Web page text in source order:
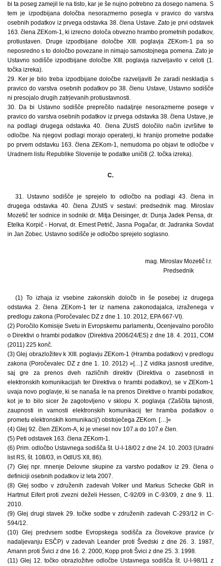
bi ta poseg zamejil le na tisto, kar je še nujno potrebno za dosego namena. S
tem je izpodbijana določba nesorazmerno posegla v pravico do varstva
osebnih podatkov iz prvega odstavka 38. člena Ustave. Zato je prvi odstavek
163. člena ZEKom-1, ki izrecno določa obvezno hrambo prometnih podatkov,
protiustaven. Druge izpodbijane določbe XIII. poglavja ZEKom-1 pa so
neposredno s to določbo povezane in nimajo samostojnega pomena. Zato je
Ustavno sodišče izpodbijane določbe XIII. poglavja razveljavilo v celoti (1.
točka izreka).
29. Ker je bilo treba izpodbijane določbe razveljaviti že zaradi neskladja s
pravico do varstva osebnih podatkov po 38. členu Ustave, Ustavno sodišče
ni presojalo drugih zatrjevanih protiustavnosti.
30. Da bi Ustavno sodišče preprečilo nadaljnje nesorazmerne posege v
pravico do varstva osebnih podatkov iz prvega odstavka 38. člena Ustave, je
na podlagi drugega odstavka 40. člena ZUstS določilo način izvršitve te
odločbe. Na njegovi podlagi morajo operaterji, ki hranijo prometne podatke
po prvem odstavku 163. člena ZEKom-1, nemudoma po objavi te odločbe v
Uradnem listu Republike Slovenije te podatke uničiti (2. točka izreka).
C.
31. Ustavno sodišče je sprejelo to odločbo na podlagi 43. člena in
drugega odstavka 40. člena ZUstS v sestavi: predsednik mag. Miroslav
Mozetič ter sodnice in sodniki dr. Mitja Deisinger, dr. Dunja Jadek Pensa, dr.
Etelka Korpič - Horvat, dr. Ernest Petrič, Jasna Pogačar, dr. Jadranka Sovdat
in Jan Zobec. Ustavno sodišče je odločbo sprejelo soglasno.
mag. Miroslav Mozetič l.r.
Predsednik
(1) To izhaja iz vsebine zakonskih določb in še posebej iz drugega
odstavka 2. člena ZEKom-1 ter iz namena zakonodajalca, izraženega v
predlogu zakona (Poročevalec DZ z dne 1. 10. 2012, EPA 667-VI).
(2) Poročilo Komisije Svetu in Evropskemu parlamentu, Ocenjevalno poročilo
o Direktivi o hrambi podatkov (Direktiva 2006/24/ES) z dne 18. 4. 2011, COM
(2011) 225 konč.
(3) Glej obrazložitev k XIII. poglavju ZEKom-1 (Hramba podatkov) v predlogu
zakona (Poročevalec DZ z dne 1. 10. 2012) »[…] Z vidika jasnosti ureditve,
saj gre za prenos dveh različnih direktiv (Direktiva o zasebnosti in
elektronskih komunikacijah ter Direktiva o hrambi podatkov), se v ZEKom-1
uvaja novo poglavje, ki se nanaša le na prenos Direktive o hrambi podatkov,
kot je to bilo sicer že zagotovljeno v sklopu X. poglavja ('Zaščita tajnosti,
zaupnosti in varnosti elektronskih komunikacij ter hramba podatkov o
prometu elektronskih komunikacij') obstoječega ZEKom. […]«
(4) Glej 92. člen ZEKom-A, ki je vnesel nov 107.a do 107.e člen.
(5) Peti odstavek 163. člena ZEKom-1.
(6) Prim. odločbo Ustavnega sodišča št. U-I-18/02 z dne 24. 10. 2003 (Uradni
list RS, št. 108/03, in OdlUS XII, 86).
(7) Glej npr. mnenje Delovne skupine za varstvo podatkov iz 29. člena o
definiciji osebnih podatkov iz leta 2007.
(8) Glej sodbo v združenih zadevah Volker und Markus Schecke GbR in
Hartmut Eifert proti zvezni deželi Hessen, C-92/09 in C-93/09, z dne 9. 11.
2010.
(9) Glej drugi stavek 29. točke sodbe v združenih zadevah C-293/12 in C-
594/12.
(10) Glej predvsem sodbe Evropskega sodišča za človekove pravice (v
nadaljevanju ESČP) v zadevah Leander proti Švedski z dne 26. 3. 1987,
Amann proti Švici z dne 16. 2. 2000, Kopp proti Švici z dne 25. 3. 1998.
(11) Glej 12. točko obrazložitve odločbe Ustavnega sodišča št. U-I-98/11 z